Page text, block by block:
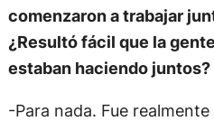
comenzaron a trabajar
¿Resultó fácil que la
estaban haciendo juntos?
-Para nada. Fue